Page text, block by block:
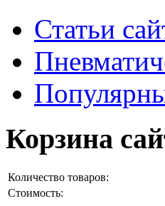
Статьи
Корзина
Количество товаров:
Стоимость: